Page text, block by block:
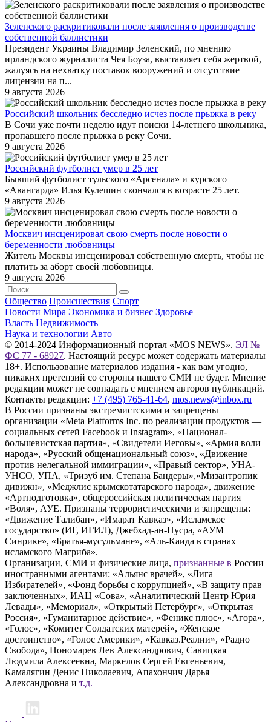
Зеленского раскритиковали после заявления о производстве
собственной баллистики
Президент Украины Владимир Зеленский, по мнению
ирландского журналиста Чея Боуза, выставляет себя жертвой,
жалуясь на нехватку поставок вооружений и отсутствие
лицензии на п...
9 августа 2026
Российский школьник бесследно исчез после прыжка в реку
В Сочи уже почти неделю идут поиски 14-летнего школьника,
пропавшего после прыжка в реку Сочи.
9 августа 2026
Российский футболист умер в 25 лет
Бывший футболист тульского «Арсенала» и курского
«Авангарда» Илья Кулешин скончался в возрасте 25 лет.
9 августа 2026
Москвич инсценировал свою смерть после новости о
беременности любовницы
Житель Москвы инсценировал собственную смерть, чтобы не
платить за аборт своей любовницы.
9 августа 2026
Общество Происшествия Спорт
Новости Мира Экономика и бизнес Здоровье
Власть Недвижимость
Наука и технологии Авто
© 2014-2024 Информационный портал «MOS NEWS». ЭЛ №
ФС 77 - 68927. Настоящий ресурс может содержать материалы
18+. Использование материалов издания - как вам угодно,
никаких претензий со стороны нашего СМИ не будет. Мнение
редакции может не совпадать с мнением авторов публикаций.
Контакты редакции: +7 (495) 765-41-64, mos.news@inbox.ru
В России признаны экстремистскими и запрещены
организации «Meta Platforms Inc. по реализации продуктов —
социальных сетей Facebook и Instagram», «Национал-
большевистская партия», «Свидетели Иеговы», «Армия воли
народа», «Русский общенациональный союз», «Движение
против нелегальной иммиграции», «Правый сектор», УНА-
УНСО, УПА, «Тризуб им. Степана Бандеры»,«Мизантропик
дивижн», «Меджлис крымскотатарского народа», движение
«Артподготовка», общероссийская политическая партия
«Воля», АУЕ. Признаны террористическими и запрещены:
«Движение Талибан», «Имарат Кавказ», «Исламское
государство» (ИГ, ИГИЛ), Джебхад-ан-Нусра, «АУМ
Синрике», «Братья-мусульмане», «Аль-Каида в странах
исламского Магриба».
Организации, СМИ и физические лица, признанные в России
иностранными агентами: «Альянс врачей», «Лига
Избирателей», «Фонд борьбы с коррупцией», «В защиту прав
заключенных», ИАЦ «Сова», «Аналитический Центр Юрия
Левады», «Мемориал», «Открытый Петербург», «Открытая
Россия», «Гуманитарное действие», «Феникс плюс», «Агора»,
«Голос», «Комитет Солдатских матерей», «Женское
достоинство», «Голос Америки», «Кавказ.Реалии», «Радио
Свобода», Пономарев Лев Александрович, Савицкая
Людмила Алексеевна, Маркелов Сергей Евгеньевич,
Камалягин Денис Николаевич, Апахончич Дарья
Александровна и т.д.